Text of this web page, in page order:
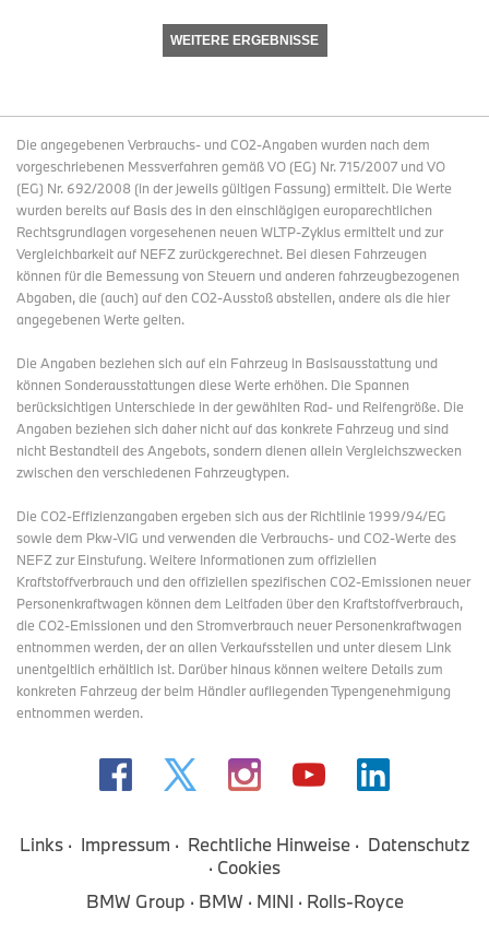
WEITERE ERGEBNISSE
Die angegebenen Verbrauchs- und CO2-Angaben wurden nach dem
vorgeschriebenen Messverfahren gemäß VO (EG) Nr. 715/2007 und VO
(EG) Nr. 692/2008 (in der jeweils gültigen Fassung) ermittelt. Die Werte
wurden bereits auf Basis des in den einschlägigen europarechtlichen
Rechtsgrundlagen vorgesehenen neuen WLTP-Zyklus ermittelt und zur
Vergleichbarkeit auf NEFZ zurückgerechnet. Bei diesen Fahrzeugen
können für die Bemessung von Steuern und anderen fahrzeugbezogenen
Abgaben, die (auch) auf den CO2-Ausstoß abstellen, andere als die hier
angegebenen Werte gelten.
Die Angaben beziehen sich auf ein Fahrzeug in Basisausstattung und
können Sonderausstattungen diese Werte erhöhen. Die Spannen
berücksichtigen Unterschiede in der gewählten Rad- und Reifengröße. Die
Angaben beziehen sich daher nicht auf das konkrete Fahrzeug und sind
nicht Bestandteil des Angebots, sondern dienen allein Vergleichszwecken
zwischen den verschiedenen Fahrzeugtypen.
Die CO2-Effizienzangaben ergeben sich aus der Richtlinie 1999/94/EG
sowie dem Pkw-VIG und verwenden die Verbrauchs- und CO2-Werte des
NEFZ zur Einstufung. Weitere Informationen zum offiziellen
Kraftstoffverbrauch und den offiziellen spezifischen CO2-Emissionen neuer
Personenkraftwagen können dem Leitfaden über den Kraftstoffverbrauch,
die CO2-Emissionen und den Stromverbrauch neuer Personenkraftwagen
entnommen werden, der an allen Verkaufsstellen und unter diesem Link
unentgeltlich erhältlich ist. Darüber hinaus können weitere Details zum
konkreten Fahrzeug der beim Händler aufliegenden Typengenehmigung
entnommen werden.
Links Impressum Rechtliche Hinweise
Datenschutz
Cookies
BMW Group
BMW MINI Rolls-Royce